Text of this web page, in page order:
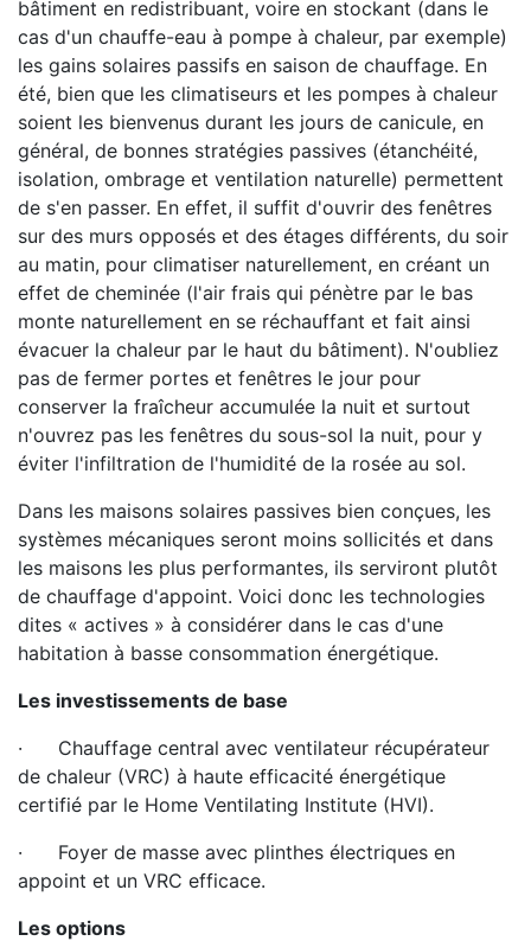
bâtiment en redistribuant, voire en stockant (dans le
cas d'un chauffe-eau à pompe à chaleur, par exemple)
les gains solaires passifs en saison de chauffage. En
été, bien que les climatiseurs et les pompes à chaleur
soient les bienvenus durant les jours de canicule, en
général, de bonnes stratégies passives (étanchéité,
isolation, ombrage et ventilation naturelle) permettent
de s'en passer. En effet, il suffit d'ouvrir des fenêtres
sur des murs opposés et des étages différents, du soir
au matin, pour climatiser naturellement, en créant un
effet de cheminée (l'air frais qui pénètre par le bas
monte naturellement en se réchauffant et fait ainsi
évacuer la chaleur par le haut du bâtiment). N'oubliez
pas de fermer portes et fenêtres le jour pour
conserver la fraîcheur accumulée la nuit et surtout
n'ouvrez pas les fenêtres du sous-sol la nuit, pour y
éviter l'infiltration de l'humidité de la rosée au sol.
Dans les maisons solaires passives bien conçues, les
systèmes mécaniques seront moins sollicités et dans
les maisons les plus performantes, ils serviront plutôt
de chauffage d'appoint. Voici donc les technologies
dites « actives » à considérer dans le cas d'une
habitation à basse consommation énergétique.
Les investissements de base
· Chauffage central avec ventilateur récupérateur
de chaleur (VRC) à haute efficacité énergétique
certifié par le Home Ventilating Institute (HVI).
· Foyer de masse avec plinthes électriques en
appoint et un VRC efficace.
Les options